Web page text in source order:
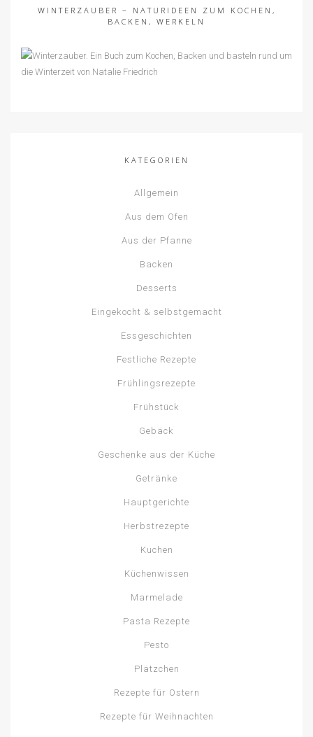
WINTERZAUBER – NATURIDEEN ZUM KOCHEN,
BACKEN, WERKELN
KATEGORIEN
Allgemein
Aus dem Ofen
Aus der Pfanne
Backen
Desserts
Eingekocht & selbstgemacht
Essgeschichten
Festliche Rezepte
Frühlingsrezepte
Frühstück
Gebäck
Geschenke aus der Küche
Getränke
Hauptgerichte
Herbstrezepte
Kuchen
Küchenwissen
Marmelade
Pasta Rezepte
Pesto
Plätzchen
Rezepte für Ostern
Rezepte für Weihnachten